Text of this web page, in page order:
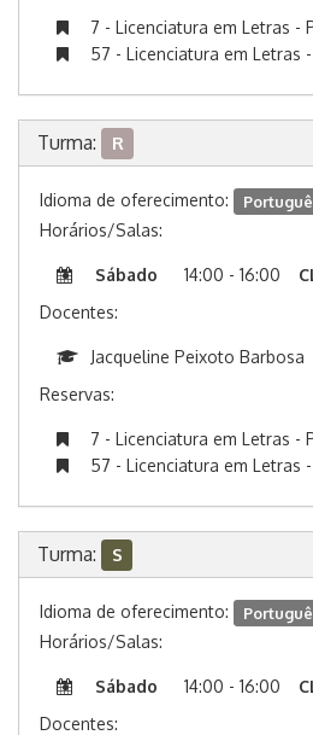
7 - Licenciatura em Letras -
57 - Licenciatura em Letras
Turma: R
Idioma de oferecimento:
Horários/Salas:
Sábado 14:00 - 16:00
Docentes:
Jacqueline Peixoto Barbosa
Reservas:
7 - Licenciatura em Letras -
57 - Licenciatura em Letras
Turma: S
Idioma de oferecimento:
Horários/Salas:
Sábado 14:00 - 16:00
Docentes: